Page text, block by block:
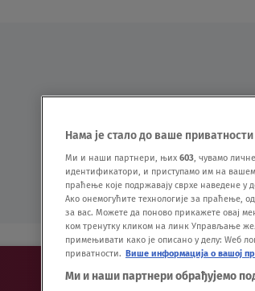
NAJNOVIJE VESTI SHOW
Нама је стало до ваше приватности
Ми и наши партнери, њих 603, чувамо
идентификатори, и приступамо им на вашем
праћење које подржавају сврхе наведене
Ако онемогућите технологије за праћење,
за вас. Можете да поново прикажете овај
ком тренутку кликом на линк Управљање
примењивати како је описано у делу: Wеб
приватности. Више информација о вашој
Ми и наши партнери обрађујемо